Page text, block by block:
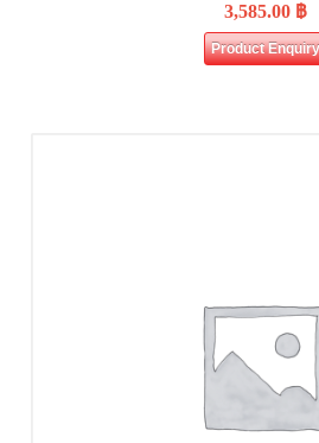
3,585.00 ฿
Product Enquiry